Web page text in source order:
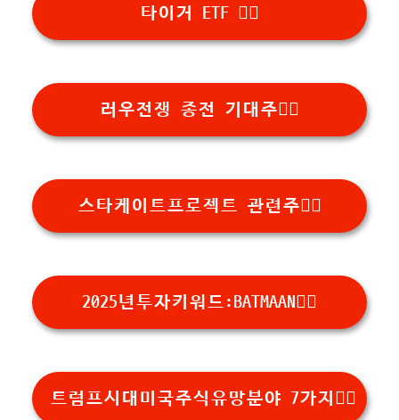
타이거 ETF 👉🏻
러우전쟁 종전 기대주👉🏻
스타케이트프로젝트 관련주👉🏻
2025년투자키워드:BATMAAN👉🏻
트럼프시대미국주식유망분야 7가지👉🏻